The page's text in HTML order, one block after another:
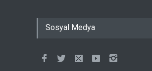
Sosyal Medya